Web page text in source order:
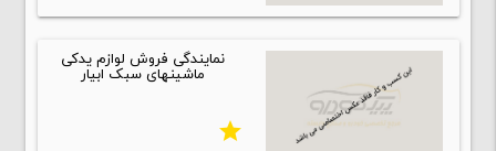
نمایندگی فروش لوازم یدکی
ماشینهای سبک ابیار
star